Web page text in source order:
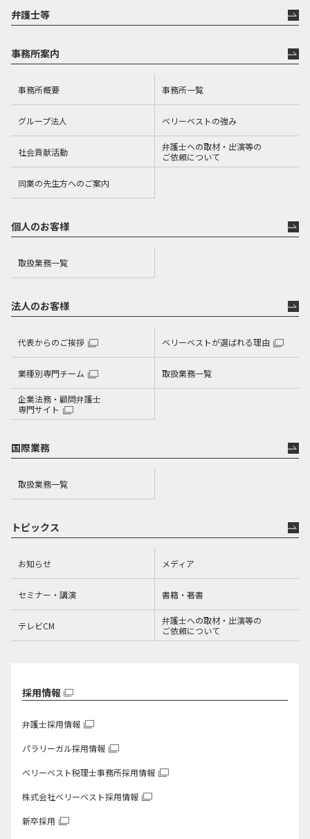
弁護士等
事務所案内
事務所概要 事務所一覧
グループ法人 ベリーベストの強み
社会貢献活動
弁護士への取材・出演等の
ご依頼について
同業の先生方へのご案内
個人のお客様
取扱業務一覧
法人のお客様
代表からのご挨拶 ベリーベストが選ばれる理由
業種別専門チーム 取扱業務一覧
企業法務・顧問弁護士
専門サイト
国際業務
取扱業務一覧
トピックス
お知らせ メディア
セミナー・講演 書籍・著書
テレビCM
弁護士への取材・出演等の
ご依頼について
採用情報
弁護士採用情報
パラリーガル採用情報
ベリーベスト税理士事務所採用情報
株式会社ベリーベスト採用情報
新卒採用